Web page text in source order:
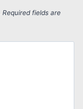
Required fields are